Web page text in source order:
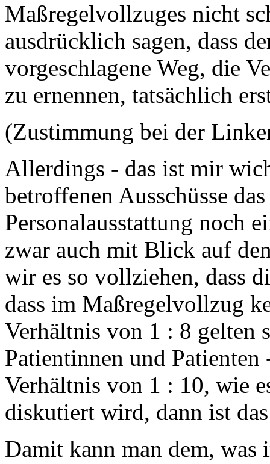
Maßregelvollzuges nicht
ausdrücklich sagen, dass
vorgeschlagene Weg, die
zu ernennen, tatsächlich
(Zustimmung bei der
Allerdings - das ist mir
betroffenen Ausschüsse
Personalausstattung noch
zwar auch mit Blick auf
wir es so vollziehen, dass
dass im Maßregelvollzug
Verhältnis von 1 : 8 gelten
Patientinnen und
Verhältnis von 1 : 10, wie
diskutiert wird, dann ist
Damit kann man dem, was